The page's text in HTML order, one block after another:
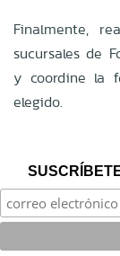
Finalmente,
sucursales de
y coordine la
elegido.